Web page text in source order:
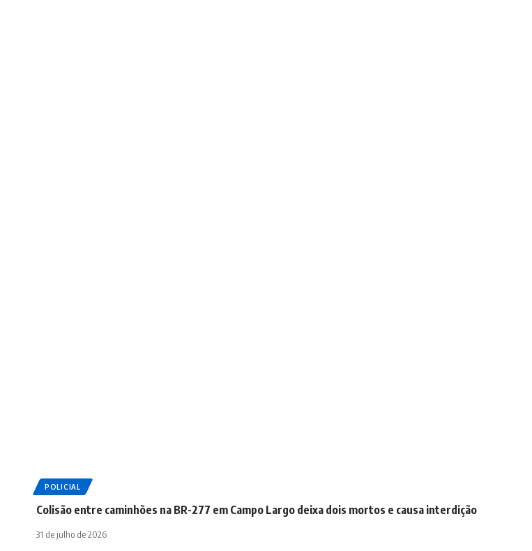
POLICIAL
Colisão entre caminhões na BR-277 em Campo Largo deixa dois mortos e causa interdição
31 de julho de 2026